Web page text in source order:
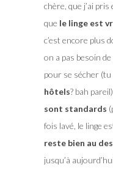
chère, que j’ai
que le linge est
c’est encore plus
on a pas besoin
pour se sécher (tu
hôtels? bah
sont standards
fois lavé, le linge
reste bien au
jusqu’à